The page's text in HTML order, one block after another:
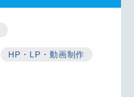
HP・LP・動画制作